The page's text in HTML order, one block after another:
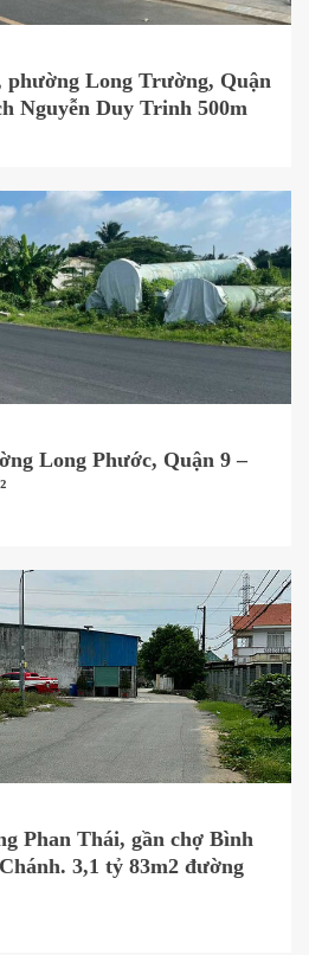
phường Long Trường, Quận
Nguyễn Duy Trinh 500m
Long Phước, Quận 9 –
Phan Thái, gần chợ Bình
3,1 tỷ 83m2 đường